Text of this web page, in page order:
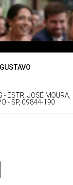
- ESTR. JOSÉ MOURA,
- SP, 09844-190